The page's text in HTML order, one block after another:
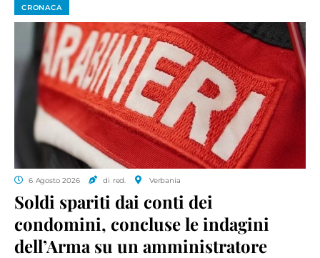
CRONACA
6 Agosto 2026 di red. Verbania
Soldi spariti dai conti dei
condomini, concluse le indagini
dell’Arma su un amministratore